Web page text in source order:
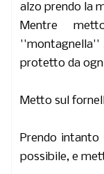
alzo prendo la
Mentre
''montagnella''
protetto da
Metto sul
Prendo intanto
possibile, e